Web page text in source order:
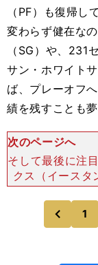
（PF）も復帰
変わらず健在な
（SG）や、231
サン・ホワイト
ば、プレーオフ
績を残すことも
次のページへ
そして最後に注
クス（イースタ
低空飛行を続け
っているニック
前
1